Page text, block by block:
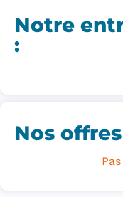
Notre
:
Nos